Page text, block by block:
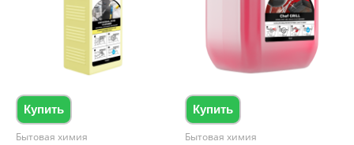
Купить
Бытовая химия
Купить
Бытовая химия